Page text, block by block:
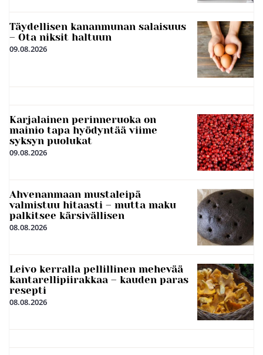
Täydellisen kananmunan salaisuus
– Ota niksit haltuun
09.08.2026
Karjalainen perinneruoka on
mainio tapa hyödyntää viime
syksyn puolukat
09.08.2026
Ahvenanmaan mustaleipä
valmistuu hitaasti – mutta maku
palkitsee kärsivällisen
08.08.2026
Leivo kerralla pellillinen mehevää
kantarellipiirakkaa – kauden paras
resepti
08.08.2026